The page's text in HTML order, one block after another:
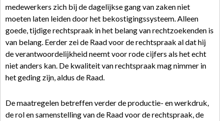
medewerkers zich bij de dagelijkse gang van zaken niet
moeten laten leiden door het bekostigingssysteem. Alleen
goede, tijdige rechtspraak in het belang van rechtzoekenden is
van belang. Eerder zei de Raad voor de rechtspraak al dat hij
de verantwoordelijkheid neemt voor rode cijfers als het echt
niet anders kan. De kwaliteit van rechtspraak mag nimmer in
het geding zijn, aldus de Raad.
De maatregelen betreffen verder de productie- en werkdruk,
de rol en samenstelling van de Raad voor de rechtspraak, de